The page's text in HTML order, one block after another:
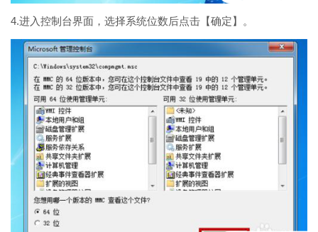
4.进入控制台界面，选择系统位数后点击【确定】。